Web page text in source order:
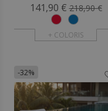
141,90 € 218,90 €
+ COLORIS
-32%